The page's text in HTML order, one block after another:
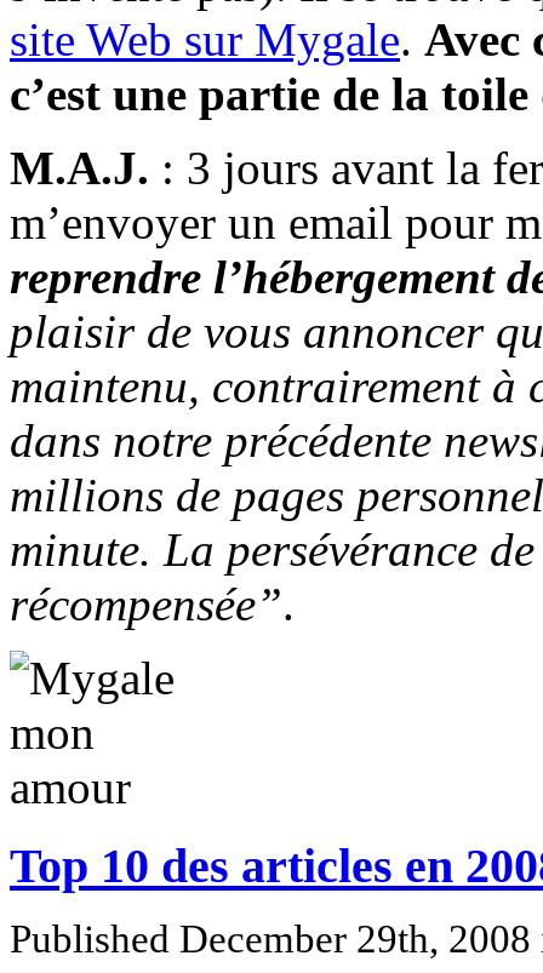
site Web sur Mygale. Avec
c’est une partie de la
M.A.J. : 3 jours avant la
m’envoyer un email pour
reprendre l’hébergement
plaisir de vous annoncer
maintenu, contrairement à
dans notre précédente
millions de pages
minute. La persévérance
récompensée”.
Top 10 des articles en
Published December 29th, 2008